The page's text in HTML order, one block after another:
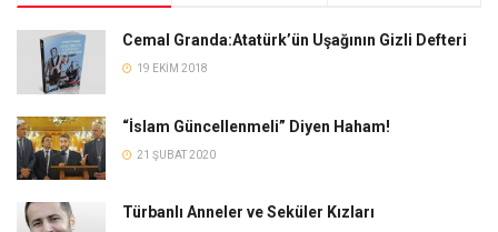
Cemal Granda:Atatürk’ün Uşağının Gizli Defteri
19 EKIM 2018
“İslam Güncellenmeli” Diyen Haham!
21 ŞUBAT 2020
Türbanlı Anneler ve Seküler Kızları